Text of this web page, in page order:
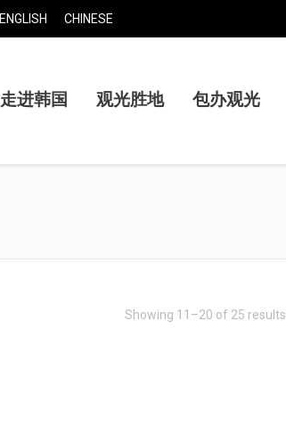
ENGLISH CHINESE
走进韩国 观光胜地 包办观光
Showing 11–20 of 25 results